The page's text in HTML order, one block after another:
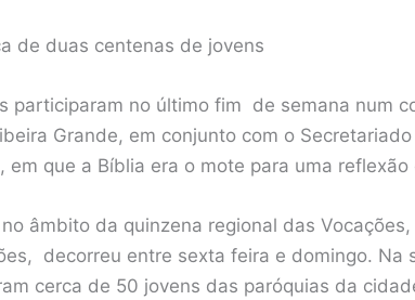
de duas centenas de jovens
participaram no último fim de semana num
Grande, em conjunto com o
em que a Bíblia era o mote para uma
âmbito da quinzena regional das
decorreu entre sexta feira e domingo. Na
cerca de 50 jovens das paróquias da